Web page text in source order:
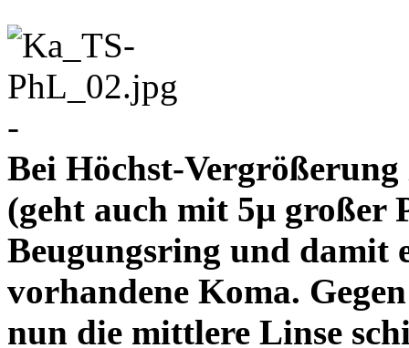
-
Bei Höchst-
(geht auch mit 5µ großer
Beugungsring und damit
vorhandene Koma.
nun die mittlere Linse